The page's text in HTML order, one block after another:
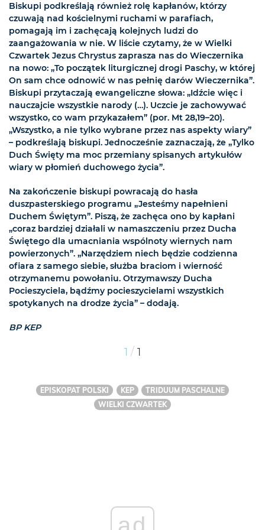
Biskupi podkreślają również rolę kapłanów, którzy
czuwają nad kościelnymi ruchami w parafiach,
pomagają im i zachęcają kolejnych ludzi do
zaangażowania w nie. W liście czytamy, że w Wielki
Czwartek Jezus Chrystus zaprasza nas do Wieczernika
na nowo: „To początek liturgicznej drogi Paschy, w której
On sam chce odnowić w nas pełnię darów Wieczernika”.
Biskupi przytaczają ewangeliczne słowa: „Idźcie więc i
nauczajcie wszystkie narody (…). Uczcie je zachowywać
wszystko, co wam przykazałem” (por. Mt 28,19–20).
„Wszystko, a nie tylko wybrane przez nas aspekty wiary”
– podkreślają biskupi. Jednocześnie zaznaczają, że „Tylko
Duch Święty ma moc przemiany spisanych artykułów
wiary w płomień duchowego życia”.
Na zakończenie biskupi powracają do hasła
duszpasterskiego programu „Jesteśmy napełnieni
Duchem Świętym”. Piszą, że zachęca ono by kapłani
„coraz bardziej działali w namaszczeniu przez Ducha
Świętego dla umacniania wspólnoty wiernych nam
powierzonych”. „Narzędziem niech będzie codzienna
ofiara z samego siebie, służba braciom i wierność
otrzymanemu powołaniu. Otrzymawszy Ducha
Pocieszyciela, bądźmy pocieszycielami wszystkich
spotykanych na drodze życia” – dodają.
BP KEP
1 / 1
EPISKOPAT POLSKI KEP
TRIDUUM PASCHALNE
WIELKI CZWARTEK